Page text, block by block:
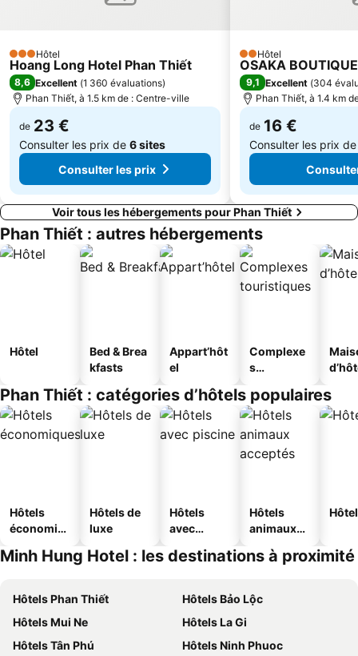
3 Étoiles
Hôtel
Hoang Long Hotel Phan Thiết
8,6 Excellent (1 360 évaluations)
Phan Thiết, à 1.5 km de : Centre-ville
de 23 €
Consulter les prix de 6 sites
Consulter les prix
2 Étoiles
Hôtel
OSAKA
9,1 Excellent (304
Phan Thiết, à 1.4 km
de 16 €
Consulter les prix
Voir tous les hébergements pour Phan Thiết
Phan Thiết : autres hébergements
Hôtel
Bed & Brea
kfasts
Appart’hôt
el
Complexe
s
s
Phan Thiết : catégories d’hôtels populaires
Hôtels
économiq
Hôtels de
luxe
Hôtels
avec
Hôtels
animaux
Minh Hung Hotel : les destinations à proximité
Hôtels Phan Thiết
Hôtels Bảo Lộc
Hôtels Mui Ne
Hôtels La Gi
Hôtels Tân Phú
Hôtels Ninh Phuoc